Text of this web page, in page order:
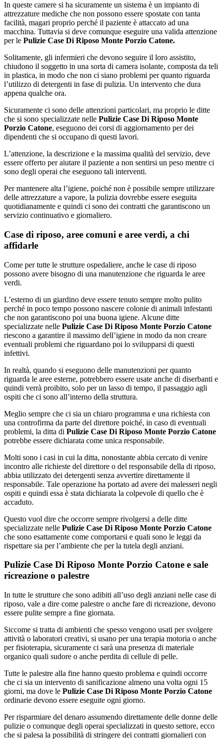
In queste camere si ha sicuramente un sistema è un impianto di
attrezzature mediche che non possono essere spostate con tanta
facilità, magari proprio perché il paziente è attaccato ad una
macchina. Tuttavia si deve comunque eseguire una valida attenzione
per le Pulizie Case Di Riposo Monte Porzio Catone.
Solitamente, gli infermieri che devono seguire il loro assistito,
chiudono il soggetto in una sorta di camera isolante, composta da teli
in plastica, in modo che non ci siano problemi per quanto riguarda
l’utilizzo di detergenti in fase di pulizia. Un intervento che dura
appena qualche ora.
Sicuramente ci sono delle attenzioni particolari, ma proprio le ditte
che si sono specializzate nelle Pulizie Case Di Riposo Monte
Porzio Catone, eseguono dei corsi di aggiornamento per dei
dipendenti che si occupano di questi lavori.
L’attenzione, la descrizione e la massima qualità del servizio, deve
essere offerto per aiutare il paziente a non sentirsi un peso mentre ci
sono degli operai che eseguono tali interventi.
Per mantenere alta l’igiene, poiché non è possibile sempre utilizzare
delle attrezzature a vapore, la pulizia dovrebbe essere eseguita
quotidianamente e quindi ci sono dei contratti che garantiscono un
servizio continuativo e giornaliero.
Case di riposo, aree comuni e aree verdi, a chi
affidarle
Come per tutte le strutture ospedaliere, anche le case di riposo
possono avere bisogno di una manutenzione che riguarda le aree
verdi.
L’esterno di un giardino deve essere tenuto sempre molto pulito
perché in poco tempo possono nascere colonie di animali infestanti
che non garantiscono poi una buona igiene. Alcune ditte
specializzate nelle Pulizie Case Di Riposo Monte Porzio Catone
riescono a garantire il massimo dell’igiene in modo da non creare
eventuali problemi che riguardano poi lo svilupparsi di questi
infettivi.
In realtà, quando si eseguono delle manutenzioni per quanto
riguarda le aree esterne, potrebbero essere usate anche di diserbanti e
quindi verrà proibito, solo per un lasso di tempo, il passaggio agli
ospiti che ci sono all’interno della struttura.
Meglio sempre che ci sia un chiaro programma e una richiesta con
una controfirma da parte del direttore poiché, in caso di eventuali
problemi, la ditta di Pulizie Case Di Riposo Monte Porzio Catone
potrebbe essere dichiarata come unica responsabile.
Molti sono i casi in cui la ditta, nonostante abbia cercato di venire
incontro alle richieste del direttore o del responsabile della di riposo,
abbia utilizzato dei detergenti senza avvertire direttamente il
responsabile. Tale operazione ha portato ad avere dei malesseri negli
ospiti e quindi essa è stata dichiarata la colpevole di quello che è
accaduto.
Questo vuol dire che occorre sempre rivolgersi a delle ditte
specializzate nelle Pulizie Case Di Riposo Monte Porzio Catone
che sono esattamente come comportarsi e quali sono le leggi da
rispettare sia per l’ambiente che per la tutela degli anziani.
Pulizie Case Di Riposo Monte Porzio Catone e sale
ricreazione o palestre
In tutte le strutture che sono adibiti all’uso degli anziani nelle case di
riposo, vale a dire come palestre o anche fare di ricreazione, devono
essere pulite sempre a fine giornata.
Siccome si tratta di ambienti che spesso vengono usati per svolgere
attività o laboratori creativi, si usano per una terapia motoria o anche
per fisioterapia, sicuramente ci sarà una presenza di materiale
organico quali sudore o anche perdita di cellule di pelle.
Tutte le palestre alla fine hanno questo problema e quindi occorre
che ci sia un intervento di sanificazione almeno una volta ogni 15
giorni, ma dove le Pulizie Case Di Riposo Monte Porzio Catone
ordinarie devono essere eseguite ogni giorno.
Per risparmiare del denaro assumendo direttamente delle donne delle
pulizie o comunque degli operai specializzati in questo settore, ecco
che si palesa la possibilità di stringere dei contratti giornalieri con